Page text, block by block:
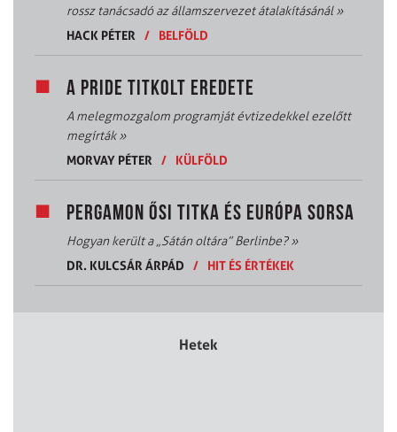
rossz tanácsadó az államszervezet átalakításánál»
HACK PÉTER
/ BELFÖLD
A PRIDE TITKOLT EREDETE
A melegmozgalom programját évtizedekkel ezelőtt
megírták»
MORVAY PÉTER
/ KÜLFÖLD
PERGAMON ŐSI TITKA ÉS EURÓPA SORSA
Hogyan került a „Sátán oltára” Berlinbe?»
DR. KULCSÁR ÁRPÁD
/ HIT ÉS ÉRTÉKEK
Hetek